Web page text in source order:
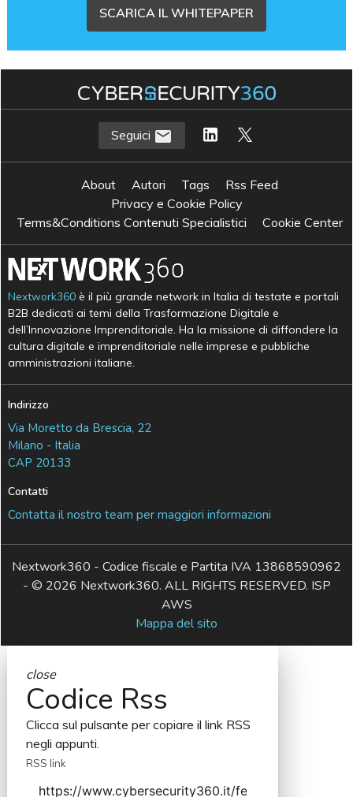
SCARICA IL WHITEPAPER
Seguici
About Autori Tags
Rss Feed
Privacy e Cookie Policy
Terms&Conditions Contenuti Specialistici
Cookie Center
Nextwork360 è il più grande network in Italia di testate e portali
B2B dedicati ai temi della Trasformazione Digitale e
dell’Innovazione Imprenditoriale. Ha la missione di diffondere la
cultura digitale e imprenditoriale nelle imprese e pubbliche
amministrazioni italiane.
Indirizzo
Via Moretto da Brescia, 22
Milano - Italia
CAP 20133
Contatti
Contatta il nostro team per maggiori informazioni
Nextwork360 - Codice fiscale e Partita IVA 13868590962
- © 2026 Nextwork360. ALL RIGHTS RESERVED. ISP
AWS
Mappa del sito
close
Codice Rss
Clicca sul pulsante per copiare il link RSS
negli appunti.
RSS link